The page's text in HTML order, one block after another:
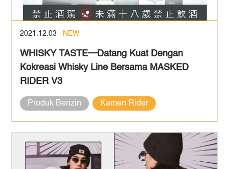
2021.12.03 NEW
WHISKY TASTE─Datang Kuat Dengan
Kokreasi Whisky Line Bersama MASKED
RIDER V3
Produk Berizin Kamen Rider